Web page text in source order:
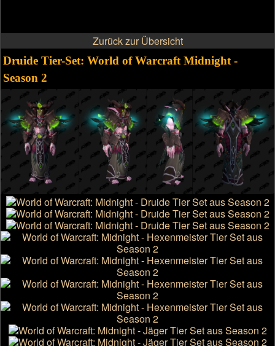
Zurück zur Übersicht
Druide Tier-Set: World of Warcraft Midnight -
Season 2